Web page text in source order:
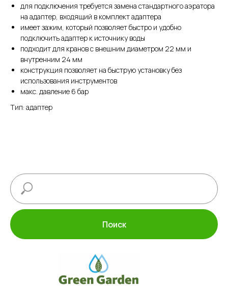
для подключения требуется замена стандартного аэратора
на адаптер, входящий в комплект адаптера
имеет зажим, который позволяет быстро и удобно
подключить адаптер к источнику воды
подходит для кранов с внешним диаметром 22 мм и
внутренним 24 мм
конструкция позволяет на быструю установку без
использования инструментов
макс. давление 6 бар
Тип: адаптер
Поиск